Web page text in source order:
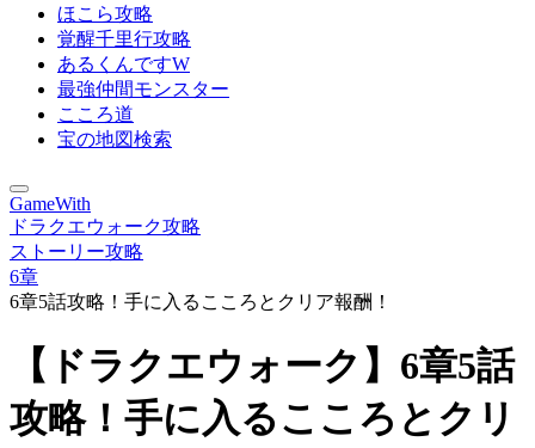
ほこら攻略
覚醒千里行攻略
あるくんですW
最強仲間モンスター
こころ道
宝の地図検索
GameWith
ドラクエウォーク攻略
ストーリー攻略
6章
6章5話攻略！手に入るこころとクリア報酬！
【ドラクエウォーク】6章5話
攻略！手に入るこころとクリ